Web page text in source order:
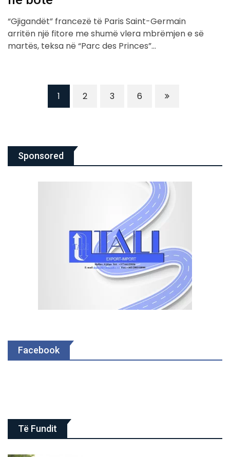
“Gjigandët” francezë të Paris Saint-Germain
arritën një fitore me shumë vlera mbrëmjen e së
martës, teksa në “Parc des Princes”…
1 2 3 6
Sponsored
Facebook
Të Fundit